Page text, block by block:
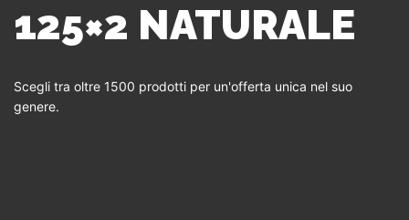
125×2 NATURALE
Scegli tra oltre 1500 prodotti per un'offerta unica nel suo
genere.